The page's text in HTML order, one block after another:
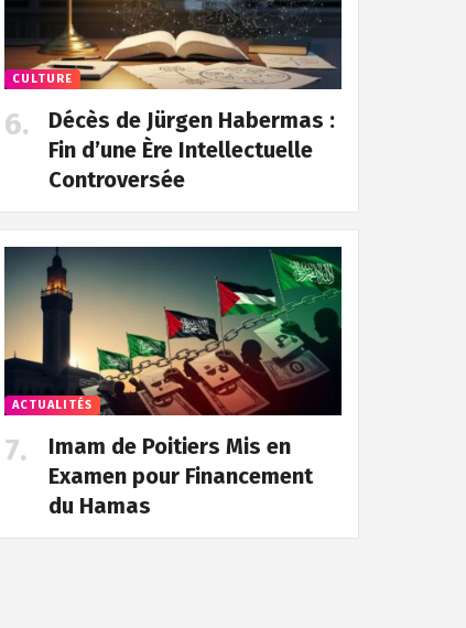
CULTURE
Décès de Jürgen Habermas :
Fin d’une Ère Intellectuelle
Controversée
ACTUALITÉS
Imam de Poitiers Mis en
Examen pour Financement
du Hamas